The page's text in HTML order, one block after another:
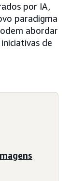
por IA,
paradigma
abordar
de